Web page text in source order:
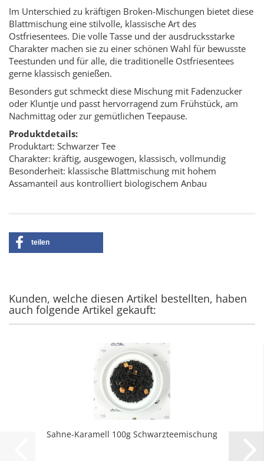
Im Unterschied zu kräftigen Broken-Mischungen bietet diese
Blattmischung eine stilvolle, klassische Art des
Ostfriesentees. Die volle Tasse und der ausdrucksstarke
Charakter machen sie zu einer schönen Wahl für bewusste
Teestunden und für alle, die traditionelle Ostfriesentees
gerne klassisch genießen.
Besonders gut schmeckt diese Mischung mit Fadenzucker
oder Kluntje und passt hervorragend zum Frühstück, am
Nachmittag oder zur gemütlichen Teepause.
Produktdetails:
Produktart: Schwarzer Tee
Charakter: kräftig, ausgewogen, klassisch, vollmundig
Besonderheit: klassische Blattmischung mit hohem
Assamanteil aus kontrolliert biologischem Anbau
teilen
Kunden, welche diesen Artikel bestellten, haben
auch folgende Artikel gekauft:
Sahne-Karamell 100g Schwarzteemischung